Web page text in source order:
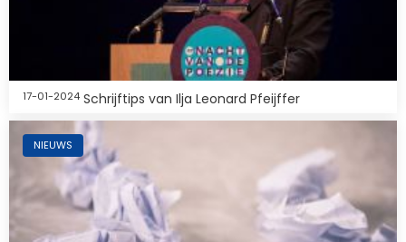
Schrijftips van Ilja Leonard Pfeijffer
17-01-2024
NIEUWS